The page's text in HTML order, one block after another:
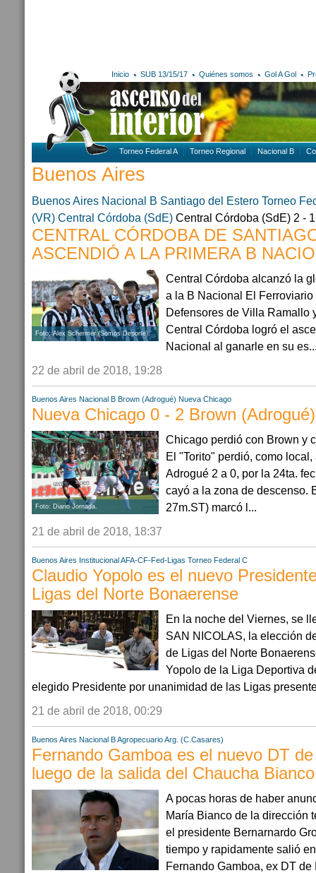
Inicio SUB 13/15/17 Quiénes somos Gol A Gol
Torneo Federal A Torneo Regional Nacional B
Buenos Aires
Buenos Aires Nacional B Santiago del Estero Torneo
(VR) Central Córdoba (SdE) Central Córdoba (SdE) 2 -
CENTRAL CÓRDOBA DE
ASCENDIÓ A LA PRIMERA B
Foto: Alex Schermer (Somos Deporte).
Central Córdoba alcanzó la
a la B Nacional El
Defensores de Villa Ramallo
Central Córdoba logró el
Nacional al ganarle en su
22 de abril de 2018, 19:28
Buenos Aires Nacional B Brown (Adrogué) Nueva Chicago
Nueva Chicago 0 - 2 Brown (Adrogué)
Foto: Diario Jornada.
Chicago perdió con Brown y
El "Torito" perdió, como
Adrogué 2 a 0, por la 24ta.
cayó a la zona de descenso.
27m.ST) marcó l...
21 de abril de 2018, 18:37
Buenos Aires Institucional AFA-CF-Fed-Ligas Torneo Federal C
Claudio Yopolo es el nuevo
Ligas del Norte Bonaerense
En la noche del Viernes, se
SAN NICOLAS, la elección
de Ligas del Norte
Yopolo de la Liga Deportiva
elegido Presidente por unanimidad de las Ligas
21 de abril de 2018, 00:29
Buenos Aires Nacional BAgropecuario Arg. (C.Casares)
Fernando Gamboa es el nuevo DT
luego de la salida del Chaucha Bianco
A pocas horas de haber
María Bianco de la dirección
el presidente Bernarnardo
tiempo y rapidamente salió
Fernando Gamboa, ex DT de